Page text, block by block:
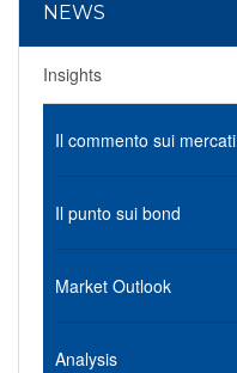
NEWS
Insights
Il commento sui mercati
Il punto sui bond
Market Outlook
Analysis